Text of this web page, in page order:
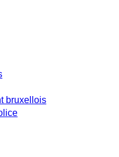
bruxellois